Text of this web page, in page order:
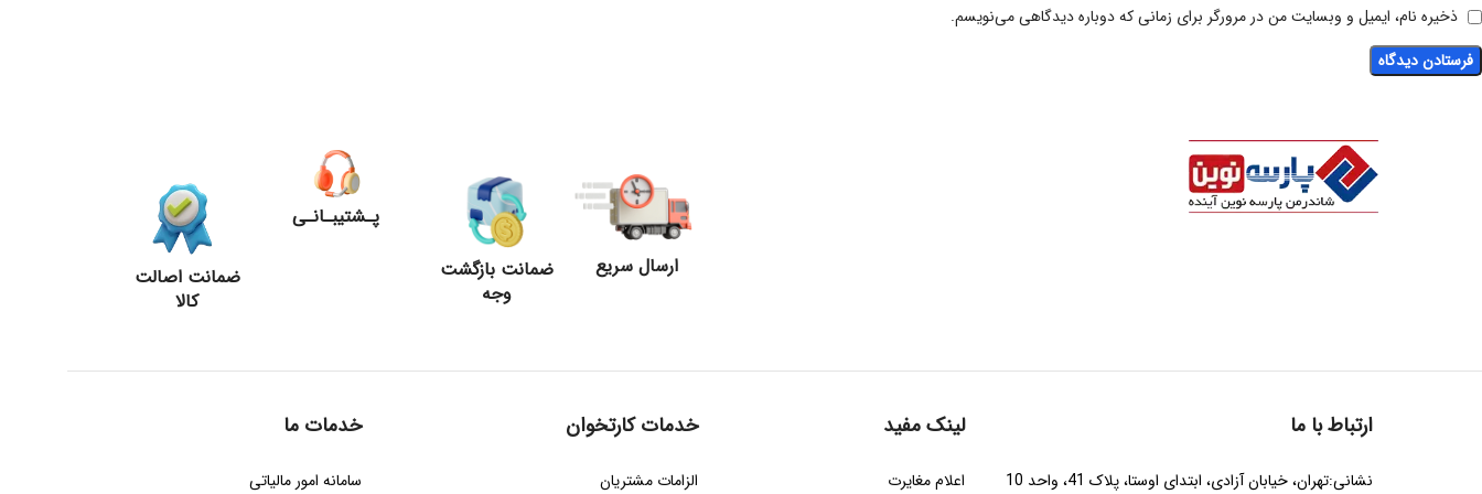
ذخیره نام، ایمیل و وبسایت من در مرورگر برای زمانی که دوباره دیدگاهی می‌نویسم.
ارسال سریع
ضمانت بازگشت
وجه
پـشتیبـانـی
ضمانت اصالت
کالا
ارتباط با ما
نشانی:تهران، خیابان آزادی، ابتدای اوستا، پلاک 41، واحد 10
لینک مفید
اعلام مغایرت
خدمات کارتخوان
الزامات مشتریان
خدمات ما
سامانه امور مالیاتی